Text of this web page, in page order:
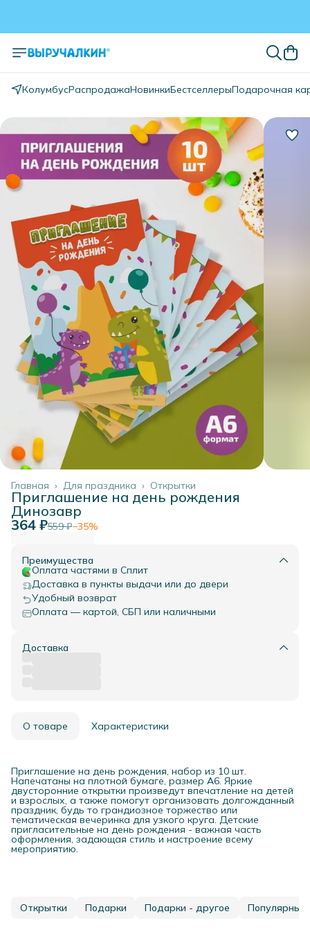
КолумбусРаспродажаНовинкиБестселлерыПодарочная
Открытки
Для праздника ›
Главная ›
Приглашение на день рождения
Динозавр
364 ₽559 ₽−35%
Преимущества
Оплата частями в Сплит
Доставка в пункты выдачи или до двери
Удобный возврат
Оплата — картой, СБП или наличными
Доставка
О товаре Характеристики
Приглашение на день рождения, набор из 10 шт.
Напечатаны на плотной бумаге, размер А6. Яркие
двусторонние открытки произведут впечатление на детей
и взрослых, а также помогут организовать долгожданный
праздник, будь то грандиозное торжество или
тематическая вечеринка для узкого круга. Детские
пригласительные на день рождения - важная часть
оформления, задающая стиль и настроение всему
мероприятию.
Открытки Подарки Подарки - другое Популярные